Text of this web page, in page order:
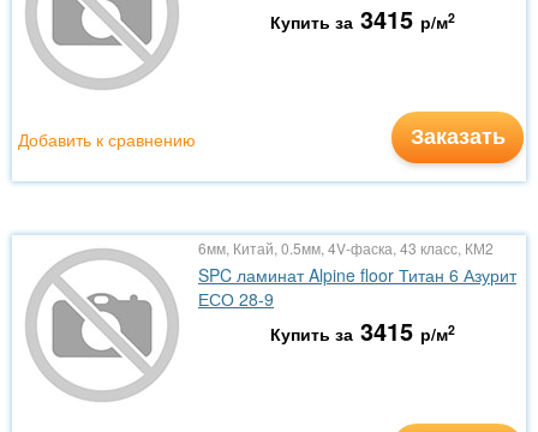
Купить за 3415 р/м2
Заказать
Добавить к сравнению
6мм, Китай, 0.5мм, 4V-фаска, 43 класс, КМ2
SPC ламинат Alpine floor Титан 6 Азурит
ЕСО 28-9
Купить за 3415 р/м2